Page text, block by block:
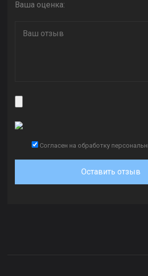
Ваша оценка:
Согласен на обработку
Оставить отзыв